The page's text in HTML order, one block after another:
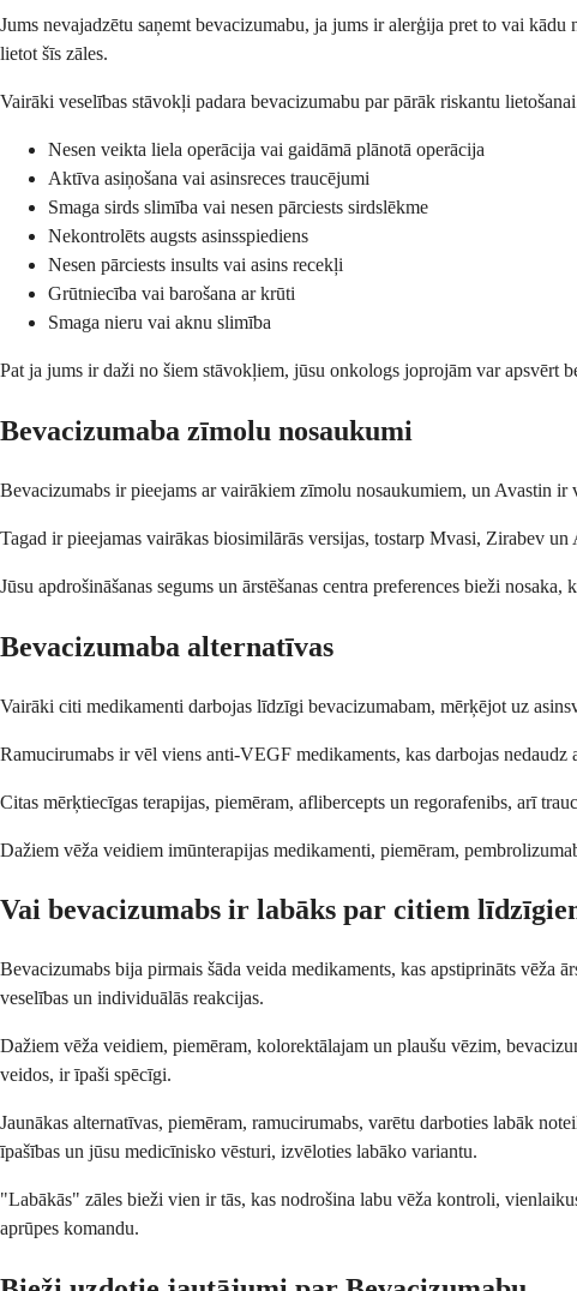
Jums nevajadzētu saņemt bevacizumabu, ja jums ir alerģija pret to vai
lietot šīs zāles.
Vairāki veselības stāvokļi padara bevacizumabu par pārāk riskantu
Nesen veikta liela operācija vai gaidāmā plānotā operācija
Aktīva asiņošana vai asinsreces traucējumi
Smaga sirds slimība vai nesen pārciests sirdslēkme
Nekontrolēts augsts asinsspiediens
Nesen pārciests insults vai asins recekļi
Grūtniecība vai barošana ar krūti
Smaga nieru vai aknu slimība
Pat ja jums ir daži no šiem stāvokļiem, jūsu onkologs joprojām var apsvērt
Bevacizumaba zīmolu nosaukumi
Bevacizumabs ir pieejams ar vairākiem zīmolu nosaukumiem, un Avastin ir
Tagad ir pieejamas vairākas biosimilārās versijas, tostarp Mvasi, Zirabev
Jūsu apdrošināšanas segums un ārstēšanas centra preferences bieži
Bevacizumaba alternatīvas
Vairāki citi medikamenti darbojas līdzīgi bevacizumabam, mērķējot uz
Ramucirumabs ir vēl viens anti-VEGF medikaments, kas darbojas
Citas mērķtiecīgas terapijas, piemēram, aflibercepts un regorafenibs, arī
Dažiem vēža veidiem imūnterapijas medikamenti, piemēram,
Vai bevacizumabs ir labāks par citiem
Bevacizumabs bija pirmais šāda veida medikaments, kas apstiprināts vēža
veselības un individuālās reakcijas.
Dažiem vēža veidiem, piemēram, kolorektālajam un plaušu vēzim,
veidos, ir īpaši spēcīgi.
Jaunākas alternatīvas, piemēram, ramucirumabs, varētu darboties labāk
īpašības un jūsu medicīnisko vēsturi, izvēloties labāko variantu.
"Labākās" zāles bieži vien ir tās, kas nodrošina labu vēža kontroli,
aprūpes komandu.